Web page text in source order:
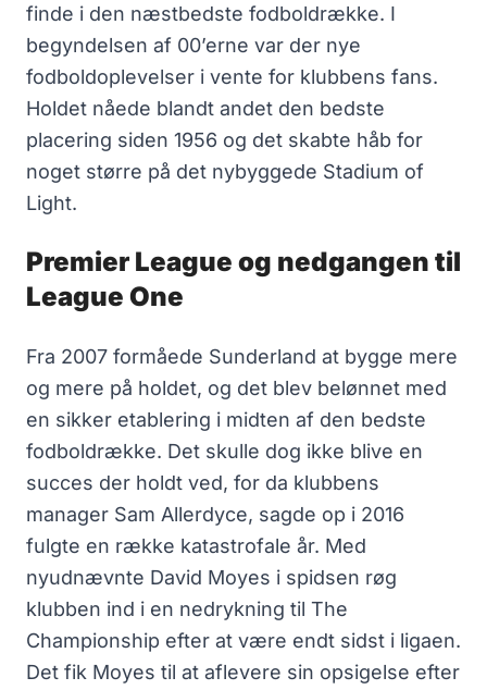
finde i den næstbedste fodboldrække. I
begyndelsen af 00’erne var der nye
fodboldoplevelser i vente for klubbens fans.
Holdet nåede blandt andet den bedste
placering siden 1956 og det skabte håb for
noget større på det nybyggede Stadium of
Light.
Premier League og nedgangen til
League One
Fra 2007 formåede Sunderland at bygge mere
og mere på holdet, og det blev belønnet med
en sikker etablering i midten af den bedste
fodboldrække. Det skulle dog ikke blive en
succes der holdt ved, for da klubbens
manager Sam Allerdyce, sagde op i 2016
fulgte en række katastrofale år. Med
nyudnævnte David Moyes i spidsen røg
klubben ind i en nedrykning til The
Championship efter at være endt sidst i ligaen.
Det fik Moyes til at aflevere sin opsigelse efter